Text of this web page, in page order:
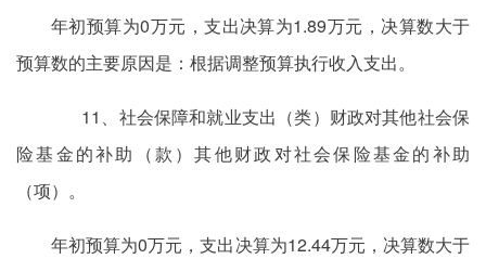
年初预算为0万元，支出决算为1.89万元，决算数大于
预算数的主要原因是：根据调整预算执行收入支出。
11、社会保障和就业支出（类）财政对其他社会保
险基金的补助（款）其他财政对社会保险基金的补助
（项）。
年初预算为0万元，支出决算为12.44万元，决算数大于